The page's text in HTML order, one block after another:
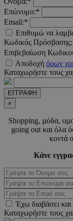
Επώνυμο:*
Email:*
Επιθυμώ να
Κωδικός
Επιβεβαίωση
Αποδοχή όρων
Καταχωρήστε τους
ΕΓΓΡΑΦΗ
×
Shopping, µόδα,
going out και όλα
κοντά
Κάνε
Έχω διαβάσει και
Καταχωρήστε τους
__cf_bm